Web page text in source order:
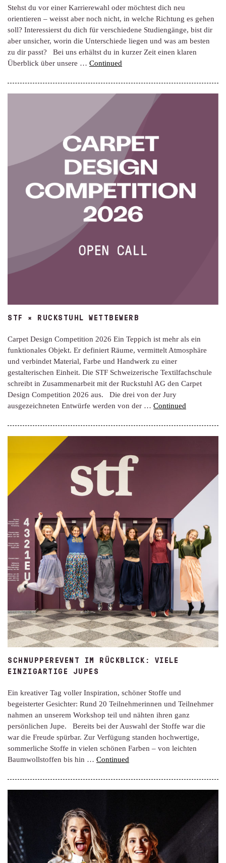
Stehst du vor einer Karrierewahl oder möchtest dich neu
orientieren – weisst aber noch nicht, in welche Richtung es gehen
soll? Interessierst du dich für verschiedene Studiengänge, bist dir
aber unsicher, worin die Unterschiede liegen und was am besten
zu dir passt? Bei uns erhältst du in kurzer Zeit einen klaren
Überblick über unsere … Continued
STF × RUCKSTUHL WETTBEWERB
Carpet Design Competition 2026 Ein Teppich ist mehr als ein
funktionales Objekt. Er definiert Räume, vermittelt Atmosphäre
und verbindet Material, Farbe und Handwerk zu einer
gestalterischen Einheit. Die STF Schweizerische Textilfachschule
schreibt in Zusammenarbeit mit der Ruckstuhl AG den Carpet
Design Competition 2026 aus. Die drei von der Jury
ausgezeichneten Entwürfe werden von der … Continued
SCHNUPPEREVENT IM RÜCKBLICK: VIELE
EINZIGARTIGE JUPES
Ein kreativer Tag voller Inspiration, schöner Stoffe und
begeisterter Gesichter: Rund 20 Teilnehmerinnen und Teilnehmer
nahmen an unserem Workshop teil und nähten ihren ganz
persönlichen Jupe. Bereits bei der Auswahl der Stoffe war die
war die Freude spürbar. Zur Verfügung standen hochwertige,
sommerliche Stoffe in vielen schönen Farben – von leichten
Baumwollstoffen bis hin … Continued